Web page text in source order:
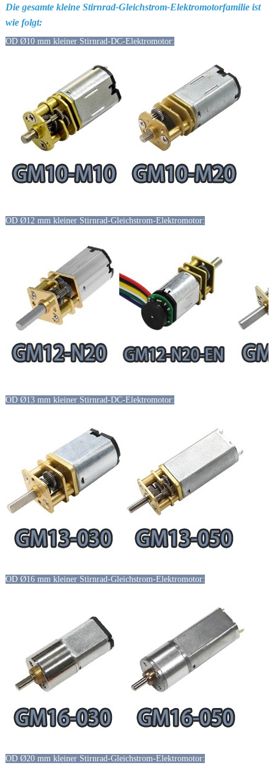
Die gesamte kleine Stirnrad-Gleichstrom-Elektromotorfamilie ist
wie folgt:
OD Ø10 mm kleiner Stirnrad-DC-Elektromotor:
OD Ø12 mm kleiner Stirnrad-Gleichstrom-Elektromotor:
OD Ø13 mm kleiner Stirnrad-DC-Elektromotor:
OD Ø16 mm kleiner Stirnrad-Gleichstrom-Elektromotor:
OD Ø20 mm kleiner Stirnrad-Gleichstrom-Elektromotor: